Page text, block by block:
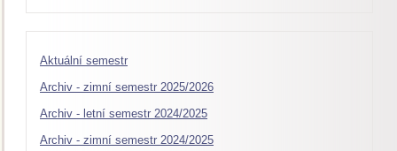
Aktuální semestr
Archiv - zimní semestr 2025/2026
Archiv - letní semestr 2024/2025
Archiv - zimní semestr 2024/2025